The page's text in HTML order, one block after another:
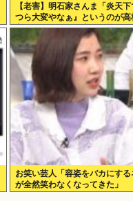
【老害】明石家さんま「炎天
つら大変やなぁ』というのが高
良さ。ナイターが当たり前だと
い」
お笑い芸人「容姿をバカにす
が全然笑わなくなってきた」